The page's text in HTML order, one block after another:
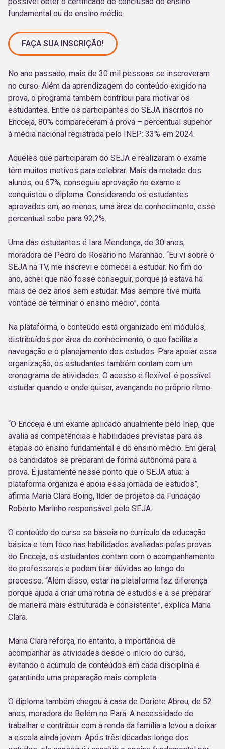
fundamental ou do ensino médio.
FAÇA SUA INSCRIÇÃO!
No ano passado, mais de 30 mil pessoas se inscreveram
no curso. Além da aprendizagem do conteúdo exigido na
prova, o programa também contribui para motivar os
estudantes. Entre os participantes do SEJA inscritos no
Encceja, 80% compareceram à prova – percentual superior
à média nacional registrada pelo INEP: 33% em 2024.
Aqueles que participaram do SEJA e realizaram o exame
têm muitos motivos para celebrar. Mais da metade dos
alunos, ou 67%, conseguiu aprovação no exame e
conquistou o diploma. Considerando os estudantes
aprovados em, ao menos, uma área de conhecimento, esse
percentual sobe para 92,2%.
Uma das estudantes é Iara Mendonça, de 30 anos,
moradora de Pedro do Rosário no Maranhão. “Eu vi sobre o
SEJA na TV, me inscrevi e comecei a estudar. No fim do
ano, achei que não fosse conseguir, porque já estava há
mais de dez anos sem estudar. Mas sempre tive muita
vontade de terminar o ensino médio”, conta.
Na plataforma, o conteúdo está organizado em módulos,
distribuídos por área do conhecimento, o que facilita a
navegação e o planejamento dos estudos. Para apoiar essa
organização, os estudantes também contam com um
cronograma de atividades. O acesso é flexível: é possível
estudar quando e onde quiser, avançando no próprio ritmo.
“O Encceja é um exame aplicado anualmente pelo Inep, que
avalia as competências e habilidades previstas para as
etapas do ensino fundamental e do ensino médio. Em geral,
os candidatos se preparam de forma autônoma para a
prova. É justamente nesse ponto que o SEJA atua: a
plataforma organiza e apoia essa jornada de estudos”,
afirma Maria Clara Boing, líder de projetos da Fundação
Roberto Marinho responsável pelo SEJA.
O conteúdo do curso se baseia no currículo da educação
básica e tem foco nas habilidades avaliadas pelas provas
do Encceja, os estudantes contam com o acompanhamento
de professores e podem tirar dúvidas ao longo do
processo. “Além disso, estar na plataforma faz diferença
porque ajuda a criar uma rotina de estudos e a se preparar
de maneira mais estruturada e consistente”, explica Maria
Clara.
Maria Clara reforça, no entanto, a importância de
acompanhar as atividades desde o início do curso,
evitando o acúmulo de conteúdos em cada disciplina e
garantindo uma preparação mais completa.
O diploma também chegou à casa de Doriete Abreu, de 52
anos, moradora de Belém no Pará. A necessidade de
trabalhar e contribuir com a renda da família a levou a deixar
a escola ainda jovem. Após três décadas longe dos